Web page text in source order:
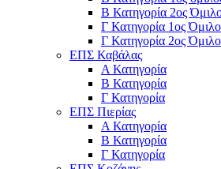
Β Κατηγορία 2ος
Γ Κατηγορία 1ος
Γ Κατηγορία 2ος
ΕΠΣ Καβάλας
Α Κατηγορία
Β Κατηγορία
Γ Κατηγορία
ΕΠΣ Πιερίας
Α Κατηγορία
Β Κατηγορία
Γ Κατηγορία